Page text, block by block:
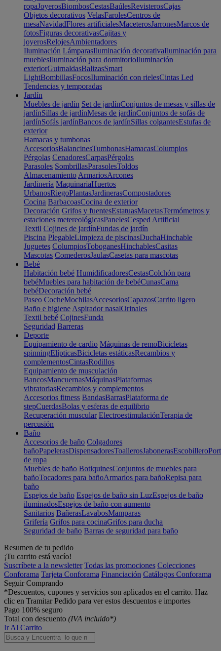
ropaJoyerosBiombosCestasBaúlesRevisterosCajas
Objetos decorativos VelasFarolesCentros de
mesaNavidadFlores artificialesMaceterosJarronesMarcos de
fotosFiguras decorativasCajitas y
joyerosRelojesAmbientadores
Iluminación LámparasIluminación decorativaIluminación para
mueblesIluminación para dormitorioIluminación
exteriorGuirnaldasBalizasSmart
LightBombillasFocosIluminación con rielesCintas Led
Tendencias y temporadas
Jardín
Muebles de jardín Set de jardínConjuntos de mesas y sillas de
jardínSillas de jardínMesas de jardínConjuntos de sofás de
jardínSofás jardínBancos de jardínSillas colgantesEstufas de
exterior
Hamacas y tumbonas
AccesoriosBalancinesTumbonasHamacasColumpios
Pérgolas CenadoresCarpasPérgolas
Parasoles SombrillasParasolesToldos
Almacenamiento ArmariosArcones
Jardinería MaquinariaHuertos
UrbanosRiegoPlantasJardinerasCompostadores
Cocina BarbacoasCocina de exterior
Decoración Grifos y fuentesEstatuasMacetasTermómetros y
estaciones metereológicasPanelesCesped Artificial
Textil Cojines de jardínFundas de jardín
Piscina PlegableLimpieza de piscinasDuchaHinchable
Juguetes ColumpiosToboganesHinchablesCasitas
Mascotas ComederosJaulasCasetas para mascotas
Bebé
Habitación bebé HumidificadoresCestasColchón para
bebéMuebles para habitación de bebéCunasCama
bebéDecoración bebé
Paseo CocheMochilasAccesoriosCapazosCarrito ligero
Baño e higiene Aspirador nasalOrinales
Textil bebé CojinesFunda
Seguridad Barreras
Deporte
Equipamiento de cardio Máquinas de remoBicicletas
spinningElípticasBicicletas estáticasRecambios y
complementosCintasRodillos
Equipamiento de musculación
BancosMancuernasMáquinasPlataformas
vibratoriasRecambios y complementos
Accesorios fitness BandasBarrasPlataforma de
stepCuerdasBolas y esferas de equilibrio
Recuperación muscular ElectroestimulaciónTerapia de
percusión
Baño
Accesorios de baño Colgadores
bañoPapelerasDispensadoresToallerosJabonerasEscobillero
de ropa
Muebles de baño BotiquinesConjuntos de muebles para
bañoTocadores para bañoArmarios para bañoRepisa para
baño
Espejos de baño Espejos de baño sin LuzEspejos de baño
iluminadosEspejos de baño con aumento
Sanitarios BañerasLavabosMamparas
Grifería Grifos para cocinaGrifos para ducha
Seguridad de baño Barras de seguridad para baño
Resumen de tu pedido
¡Tu carrito está vacío!
Suscríbete a la newsletter Todas las promociones Colecciones
Conforama Tarjeta Conforama Financiación Catálogos Conforama
Seguir Comprando
*Descuentos, cupones y servicios son aplicados en el carrito. Haz
clic en Tramitar Pedido para ver estos descuentos e importes
Pago 100% seguro
Total con descuento (IVA incluido*)
Ir Al Carrito